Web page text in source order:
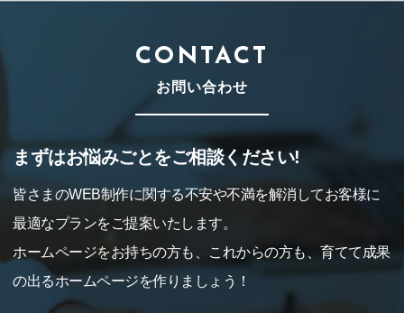
CONTACT
お問い合わせ
まずはお悩みごとをご相談ください!
皆さまのWEB制作に関する不安や不満を解消してお客様に
最適なプランをご提案いたします。
ホームページをお持ちの方も、これからの方も、育てて成果
の出るホームページを作りましょう！